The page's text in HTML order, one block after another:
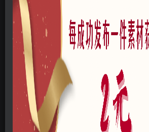
我是一个景观设计师，欢迎大家来与互动。
点击图片可进入PPT演示模式，手机观
片有压缩，有高清需求请下载